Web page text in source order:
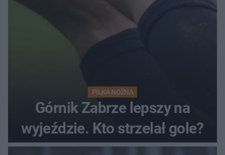
PIŁKA NOŻNA
Górnik Zabrze lepszy na
wyjeździe. Kto strzelał gole?